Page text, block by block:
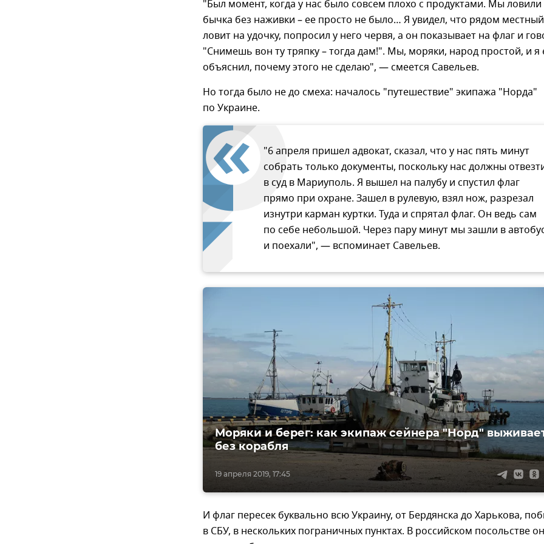
"Был момент, когда у нас было совсем плохо с продуктами. Мы ловили
бычка без наживки – ее просто не было… Я увидел, что рядом местный
ловит на удочку, попросил у него червя, а он показывает на флаг и
"Снимешь вон ту тряпку – тогда дам!". Мы, моряки, народ простой, и я
объяснил, почему этого не сделаю", — смеется Савельев.
Но тогда было не до смеха: началось "путешествие" экипажа "Норда"
по Украине.
"6 апреля пришел адвокат, сказал, что у нас пять минут
собрать только документы, поскольку нас должны
в суд в Мариуполь. Я вышел на палубу и спустил флаг
прямо при охране. Зашел в рулевую, взял нож, разрезал
изнутри карман куртки. Туда и спрятал флаг. Он ведь сам
по себе небольшой. Через пару минут мы зашли в
и поехали", — вспоминает Савельев.
19 апреля 2019, 17:45
Моряки и берег: как экипаж сейнера "Норд"
без корабля
И флаг пересек буквально всю Украину, от Бердянска до Харькова,
в СБУ, в нескольких пограничных пунктах. В российском посольстве